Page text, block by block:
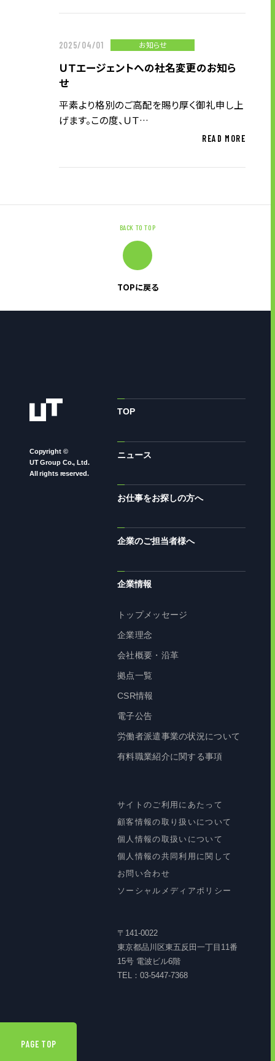
ソーシャルメディアポリシー
2025/04/01 お知らせ
ＵＴエージェントへの社名変更のお知ら
せ
平素より格別のご高配を賜り厚く御礼申し上
げます。この度、ＵＴ…
READ MORE
BACK TO TOP
TOPに戻る
Copyright ©
UT Group Co., Ltd.
All rights reserved.
TOP
ニュース
お仕事をお探しの方へ
企業のご担当者様へ
企業情報
トップメッセージ
企業理念
会社概要・沿革
拠点一覧
CSR情報
電子公告
労働者派遣事業の状況について
有料職業紹介に関する事項
サイトのご利用にあたって
顧客情報の取り扱いについて
個人情報の取扱いについて
個人情報の共同利用に関して
お問い合わせ
ソーシャルメディアポリシー
〒141-0022
東京都品川区東五反田一丁目11番
15号 電波ビル6階
TEL：03-5447-7368
PAGE TOP